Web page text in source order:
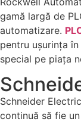
gamă largă de
automatizare.
pentru ușurința
special pe piața
Schneider
continuă să fie